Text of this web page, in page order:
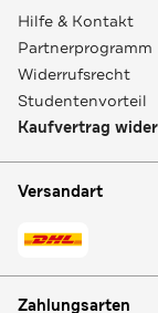
Hilfe & Kontakt
Partnerprogramm
Widerrufsrecht
Studentenvorteil
Kaufvertrag
Versandart
Zahlungsarten